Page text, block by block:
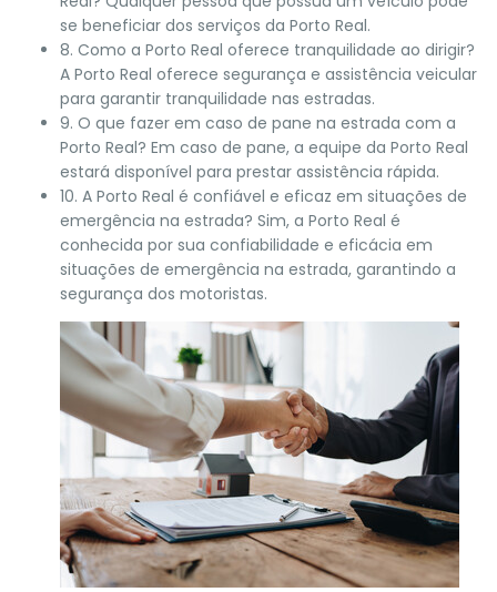
se beneficiar dos serviços da Porto Real.
8. Como a Porto Real oferece tranquilidade ao dirigir?
A Porto Real oferece segurança e assistência veicular
para garantir tranquilidade nas estradas.
9. O que fazer em caso de pane na estrada com a
Porto Real? Em caso de pane, a equipe da Porto Real
estará disponível para prestar assistência rápida.
10. A Porto Real é confiável e eficaz em situações de
emergência na estrada? Sim, a Porto Real é
conhecida por sua confiabilidade e eficácia em
situações de emergência na estrada, garantindo a
segurança dos motoristas.